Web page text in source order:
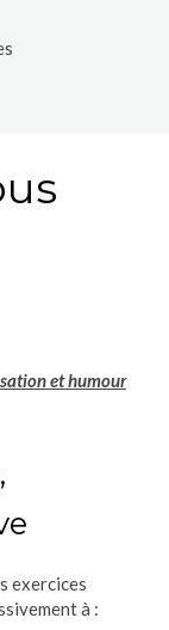
et humour
exercices
à :